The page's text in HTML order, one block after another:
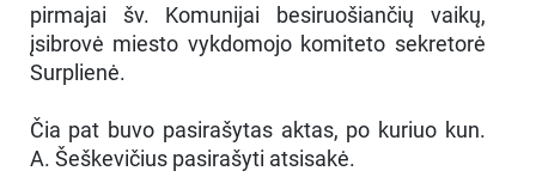
pirmajai šv. Komunijai besiruošiančių vaikų,
įsibrovė miesto vykdomojo komiteto sekretorė
Surplienė.
Čia pat buvo pasirašytas aktas, po kuriuo kun.
A. Šeškevičius pasirašyti atsisakė.